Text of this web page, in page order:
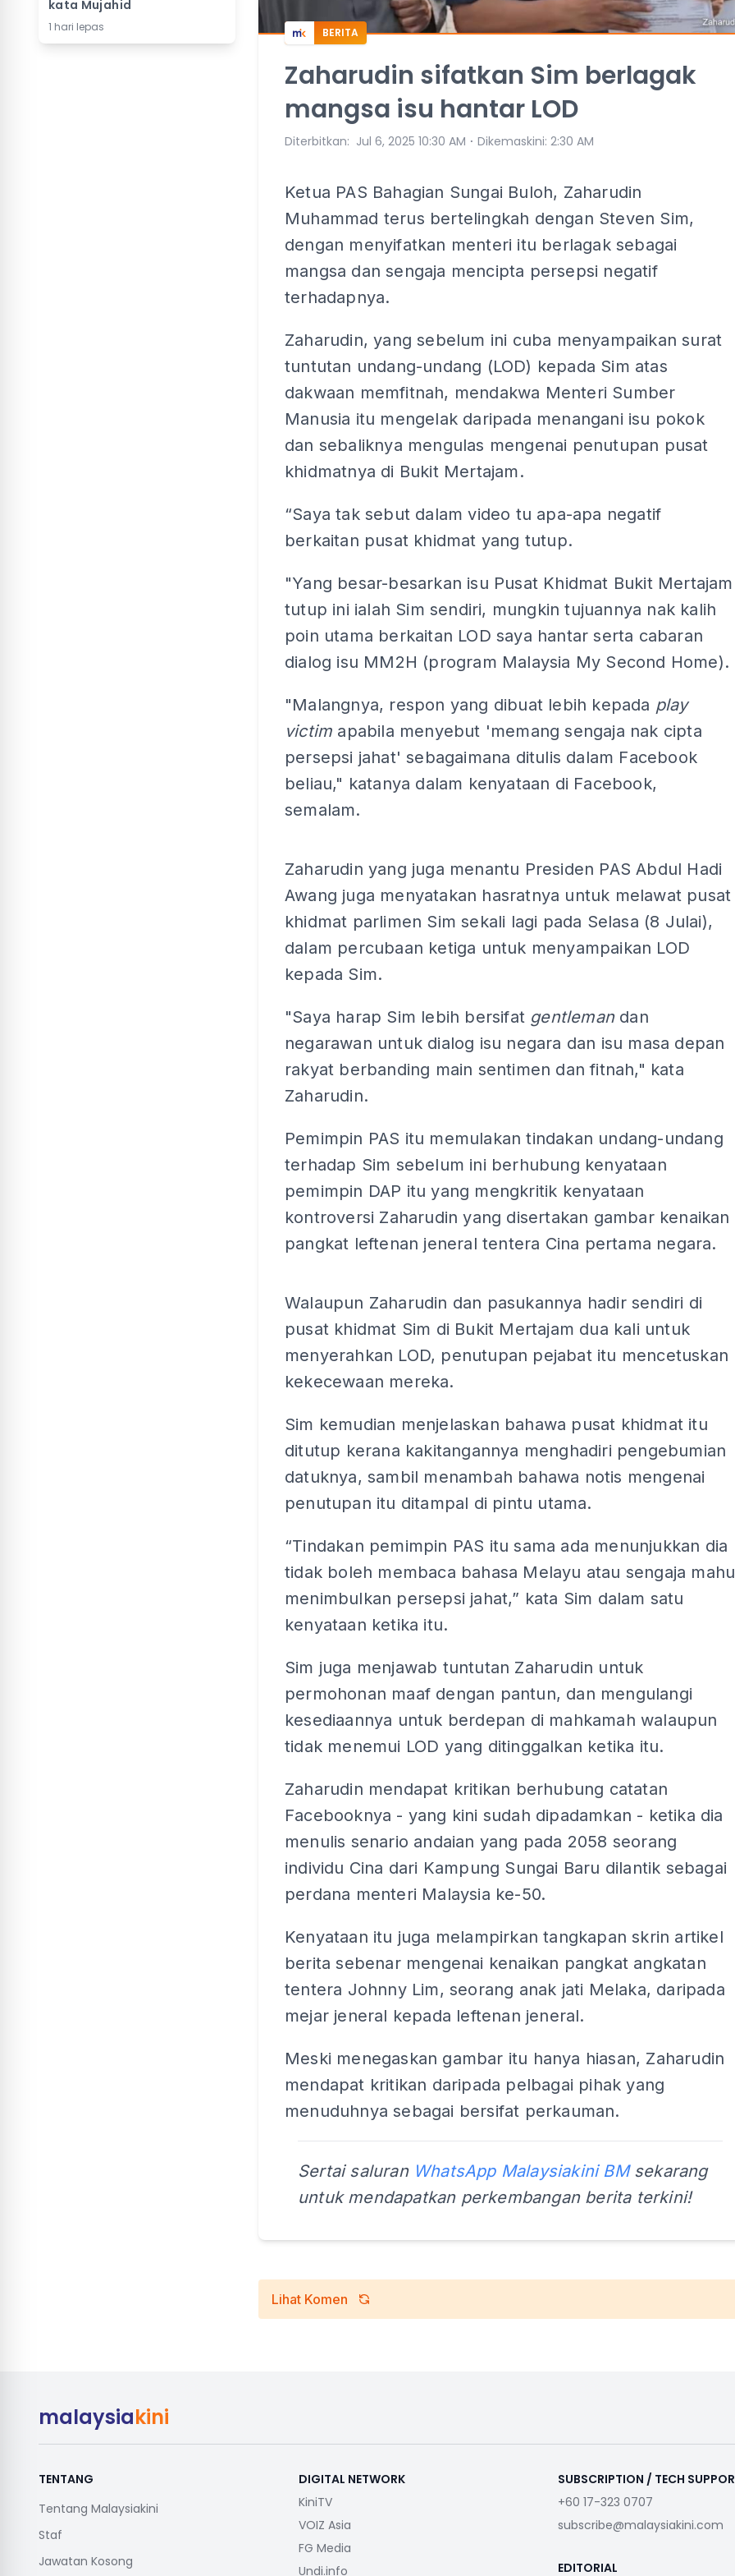
kata Mujahid
1 hari lepas BERITA
Zaharudin sifatkan Sim berlagak
mangsa isu hantar LOD
Diterbitkan: Jul 6, 2025 10:30 AM ⋅ Dikemaskini: 2:30 AM
Ketua PAS Bahagian Sungai Buloh, Zaharudin
Muhammad terus bertelingkah dengan Steven Sim,
dengan menyifatkan menteri itu berlagak sebagai
mangsa dan sengaja mencipta persepsi negatif
terhadapnya.
Zaharudin, yang sebelum ini cuba menyampaikan surat
tuntutan undang-undang (LOD) kepada Sim atas
dakwaan memfitnah, mendakwa Menteri Sumber
Manusia itu mengelak daripada menangani isu pokok
dan sebaliknya mengulas mengenai penutupan pusat
khidmatnya di Bukit Mertajam.
“Saya tak sebut dalam video tu apa-apa negatif
berkaitan pusat khidmat yang tutup.
"Yang besar-besarkan isu Pusat Khidmat Bukit Mertajam
tutup ini ialah Sim sendiri, mungkin tujuannya nak kalih
poin utama berkaitan LOD saya hantar serta cabaran
dialog isu MM2H (program Malaysia My Second Home).
"Malangnya, respon yang dibuat lebih kepada play
victim apabila menyebut 'memang sengaja nak cipta
persepsi jahat' sebagaimana ditulis dalam Facebook
beliau," katanya dalam kenyataan di Facebook,
semalam.
Zaharudin yang juga menantu Presiden PAS Abdul Hadi
Awang juga menyatakan hasratnya untuk melawat pusat
khidmat parlimen Sim sekali lagi pada Selasa (8 Julai),
dalam percubaan ketiga untuk menyampaikan LOD
kepada Sim.
"Saya harap Sim lebih bersifat gentlemandan
negarawan untuk dialog isu negara dan isu masa depan
rakyat berbanding main sentimen dan fitnah," kata
Zaharudin.
Pemimpin PAS itu memulakan tindakan undang-undang
terhadap Sim sebelum ini berhubung kenyataan
pemimpin DAP itu yang mengkritik kenyataan
kontroversi Zaharudin yang disertakan gambar kenaikan
pangkat leftenan jeneral tentera Cina pertama negara.
Walaupun Zaharudin dan pasukannya hadir sendiri di
pusat khidmat Sim di Bukit Mertajam dua kali untuk
menyerahkan LOD, penutupan pejabat itu mencetuskan
kekecewaan mereka.
Sim kemudian menjelaskan bahawa pusat khidmat itu
ditutup kerana kakitangannya menghadiri pengebumian
datuknya, sambil menambah bahawa notis mengenai
penutupan itu ditampal di pintu utama.
“Tindakan pemimpin PAS itu sama ada menunjukkan dia
tidak boleh membaca bahasa Melayu atau sengaja mahu
menimbulkan persepsi jahat,” kata Sim dalam satu
kenyataan ketika itu.
Sim juga menjawab tuntutan Zaharudin untuk
permohonan maaf dengan pantun, dan mengulangi
kesediaannya untuk berdepan di mahkamah walaupun
tidak menemui LOD yang ditinggalkan ketika itu.
Zaharudin mendapat kritikan berhubung catatan
Facebooknya - yang kini sudah dipadamkan - ketika dia
menulis senario andaian yang pada 2058 seorang
individu Cina dari Kampung Sungai Baru dilantik sebagai
perdana menteri Malaysia ke-50.
Kenyataan itu juga melampirkan tangkapan skrin artikel
berita sebenar mengenai kenaikan pangkat angkatan
tentera Johnny Lim, seorang anak jati Melaka, daripada
mejar jeneral kepada leftenan jeneral.
Meski menegaskan gambar itu hanya hiasan, Zaharudin
mendapat kritikan daripada pelbagai pihak yang
menuduhnya sebagai bersifat perkauman.
Sertai saluran WhatsApp Malaysiakini BMsekarang
untuk mendapatkan perkembangan berita terkini!
Lihat Komen
malaysiakini
TENTANG
Tentang Malaysiakini
Staf
Jawatan Kosong
DIGITAL NETWORK
KiniTV
VOIZ Asia
FG Media
Undi.info
SUBSCRIPTION / TECH
+60 17-323 0707
subscribe@malaysiakini.com
EDITORIAL